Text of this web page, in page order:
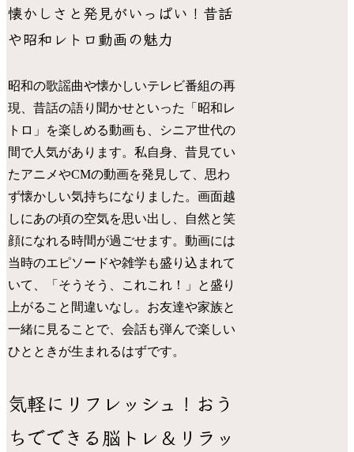
懐かしさと発見がいっぱい！昔話
や昭和レトロ動画の魅力
昭和の歌謡曲や懐かしいテレビ番組の再
現、昔話の語り聞かせといった「昭和レ
トロ」を楽しめる動画も、シニア世代の
間で人気があります。私自身、昔見てい
たアニメやCMの動画を発見して、思わ
ず懐かしい気持ちになりました。画面越
しにあの頃の空気を思い出し、自然と笑
顔になれる時間が過ごせます。動画には
当時のエピソードや雑学も盛り込まれて
いて、「そうそう、これこれ！」と盛り
上がること間違いなし。お友達や家族と
一緒に見ることで、会話も弾んで楽しい
ひとときが生まれるはずです。
気軽にリフレッシュ！おう
ちでできる脳トレ＆リラッ